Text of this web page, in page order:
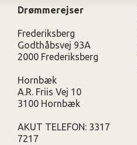
Drømmerejser
Frederiksberg
Godthåbsvej 93A
2000 Frederiksberg
Hornbæk
A.R. Friis Vej 10
3100 Hornbæk
AKUT TELEFON: 3317
7217